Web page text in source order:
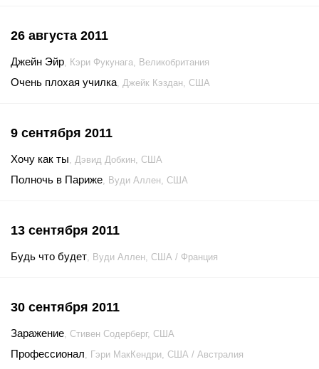
26 августа 2011
Джейн Эйр, Кэри Фукунага, Великобритания
Очень плохая училка, Джейк Кэздан, США
9 сентября 2011
Хочу как ты, Дэвид Добкин, США
Полночь в Париже, Вуди Аллен, США
13 сентября 2011
Будь что будет, Вуди Аллен, США / Франция
30 сентября 2011
Заражение, Стивен Содерберг, США
Профессионал, Гэри МакКендри, США / Австралия